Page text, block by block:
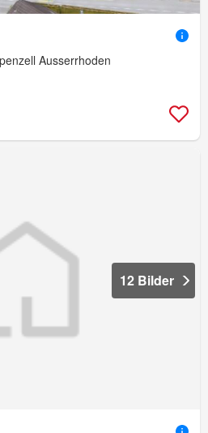
Ausserrhoden
12 Bilder